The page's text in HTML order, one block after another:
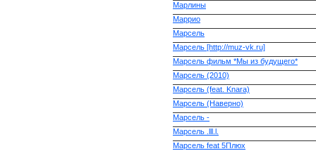
Марлины
Маррио
Марсель
Марсель [http://muz-vk.ru]
Марсель фильм *Мы из будущего*
Марсель (2010)
Марсель (feat. Knara)
Марсель (Наверно)
Марсель -
Марсель .lll.l.
Марсель feat 5Плюх